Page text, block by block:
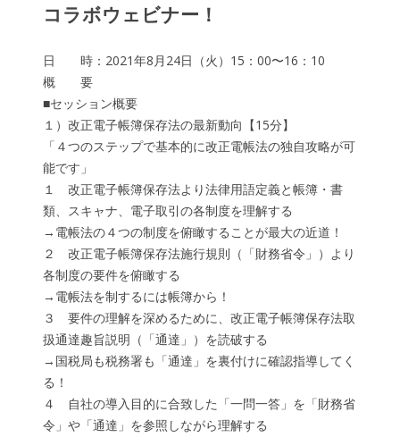
コラボウェビナー！
日 時：2021年8月24日（火）15：00〜16：10
概 要
■セッション概要
１）改正電子帳簿保存法の最新動向【15分】
「４つのステップで基本的に改正電帳法の独自攻略が可
能です」
１ 改正電子帳簿保存法より法律用語定義と帳簿・書
類、スキャナ、電子取引の各制度を理解する
→電帳法の４つの制度を俯瞰することが最大の近道！
２ 改正電子帳簿保存法施行規則（「財務省令」）より
各制度の要件を俯瞰する
→電帳法を制するには帳簿から！
３ 要件の理解を深めるために、改正電子帳簿保存法取
扱通達趣旨説明（「通達」）を読破する
→国税局も税務署も「通達」を裏付けに確認指導してく
る！
４ 自社の導入目的に合致した「一問一答」を「財務省
令」や「通達」を参照しながら理解する